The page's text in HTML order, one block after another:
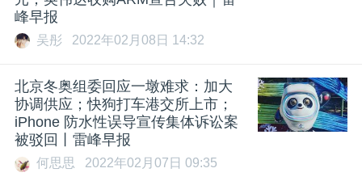
峰早报
吴彤 2022年02月08日 14:32
北京冬奥组委回应一墩难求：加大
协调供应；快狗打车港交所上市；
iPhone 防水性误导宣传集体诉讼案
被驳回丨雷峰早报
何思思 2022年02月07日 09:35